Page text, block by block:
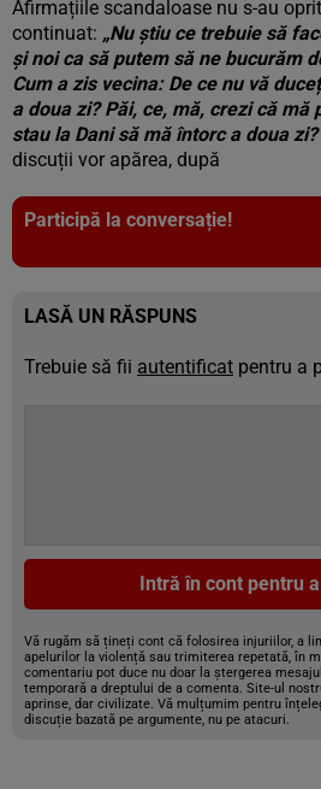
Afirmațiile scandaloase nu s-au
continuat: „Nu știu ce trebuie să
și noi ca să putem să ne bucurăm
Cum a zis vecina: De ce nu vă
a doua zi? Păi, ce, mă, crezi că mă
stau la Dani să mă întorc a doua
discuții vor apărea, după
Participă la conversație!
LASĂ UN RĂSPUNS
Trebuie să fii autentificat pentru a
Intră în cont pentru
Vă rugăm să țineți cont că folosirea injuriilor, a
apelurilor la violență sau trimiterea repetată, în
comentariu pot duce nu doar la ștergerea
temporară a dreptului de a comenta. Site-ul
aprinse, dar civilizate. Vă mulțumim pentru
discuție bazată pe argumente, nu pe atacuri.